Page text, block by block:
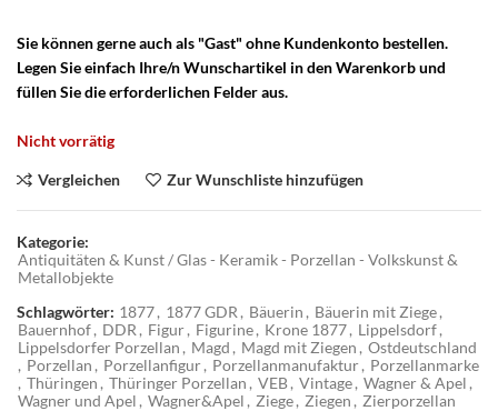
Sie können gerne auch als "Gast" ohne Kundenkonto bestellen.
Legen Sie einfach Ihre/n Wunschartikel in den Warenkorb und
füllen Sie die erforderlichen Felder aus.
Nicht vorrätig
Vergleichen Zur Wunschliste hinzufügen
Kategorie:
Antiquitäten & Kunst / Glas - Keramik - Porzellan - Volkskunst &
Metallobjekte
Schlagwörter: 1877, 1877 GDR , Bäuerin , Bäuerin mit Ziege,
Bauernhof, DDR , Figur, Figurine, Krone 1877, Lippelsdorf,
Lippelsdorfer Porzellan , Magd , Magd mit Ziegen , Ostdeutschland
, Porzellan , Porzellanfigur, Porzellanmanufaktur, Porzellanmarke
, Thüringen , Thüringer Porzellan , VEB, Vintage, Wagner & Apel ,
Wagner und Apel , Wagner&Apel , Ziege, Ziegen , Zierporzellan